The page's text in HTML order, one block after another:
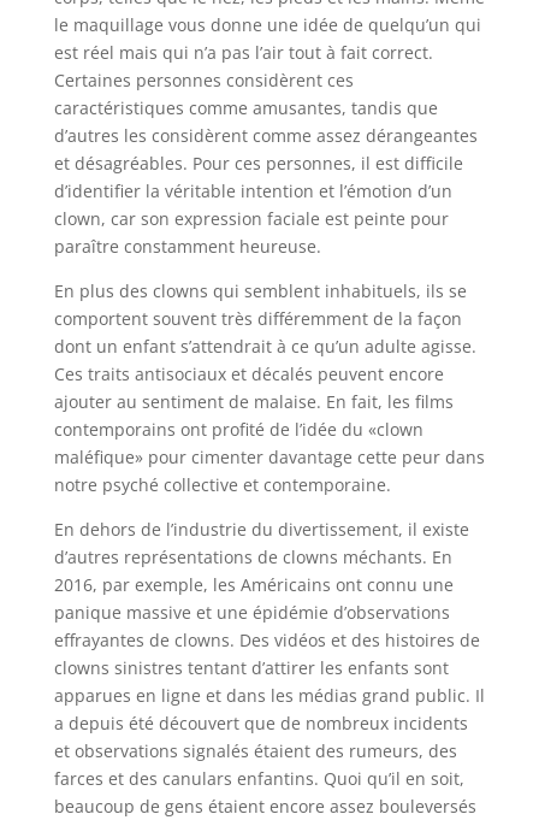
le maquillage vous donne une idée de quelqu’un qui
est réel mais qui n’a pas l’air tout à fait correct.
Certaines personnes considèrent ces
caractéristiques comme amusantes, tandis que
d’autres les considèrent comme assez dérangeantes
et désagréables. Pour ces personnes, il est difficile
d’identifier la véritable intention et l’émotion d’un
clown, car son expression faciale est peinte pour
paraître constamment heureuse.
En plus des clowns qui semblent inhabituels, ils se
comportent souvent très différemment de la façon
dont un enfant s’attendrait à ce qu’un adulte agisse.
Ces traits antisociaux et décalés peuvent encore
ajouter au sentiment de malaise. En fait, les films
contemporains ont profité de l’idée du «clown
maléfique» pour cimenter davantage cette peur dans
notre psyché collective et contemporaine.
En dehors de l’industrie du divertissement, il existe
d’autres représentations de clowns méchants. En
2016, par exemple, les Américains ont connu une
panique massive et une épidémie d’observations
effrayantes de clowns. Des vidéos et des histoires de
clowns sinistres tentant d’attirer les enfants sont
apparues en ligne et dans les médias grand public. Il
a depuis été découvert que de nombreux incidents
et observations signalés étaient des rumeurs, des
farces et des canulars enfantins. Quoi qu’il en soit,
beaucoup de gens étaient encore assez bouleversés